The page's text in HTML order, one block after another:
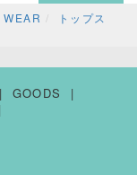
WEAR
トップス
GOODS